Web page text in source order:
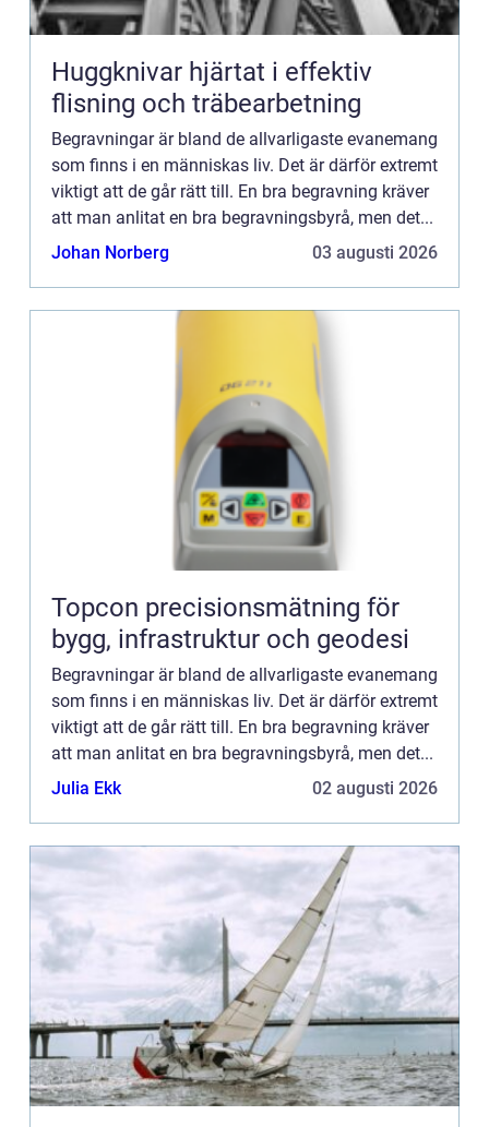
Huggknivar hjärtat i effektiv
flisning och träbearbetning
Begravningar är bland de allvarligaste evanemang
som finns i en människas liv. Det är därför extremt
viktigt att de går rätt till. En bra begravning kräver
att man anlitat en bra begravningsbyrå, men det...
Johan Norberg
03 augusti 2026
Topcon precisionsmätning för
bygg, infrastruktur och geodesi
Begravningar är bland de allvarligaste evanemang
som finns i en människas liv. Det är därför extremt
viktigt att de går rätt till. En bra begravning kräver
att man anlitat en bra begravningsbyrå, men det...
Julia Ekk
02 augusti 2026